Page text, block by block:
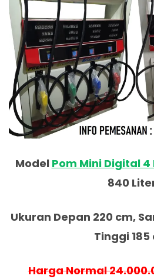
Model Pom Mini Digital 4
840
Ukuran Depan 220 cm,
Tinggi 185
Harga Normal